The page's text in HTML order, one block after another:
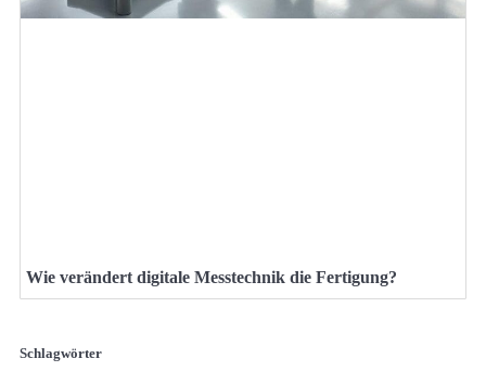
Wie verändert digitale Messtechnik die Fertigung?
Schlagwörter